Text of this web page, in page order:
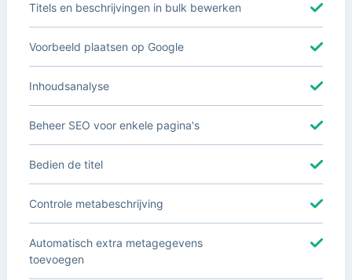
Titels en beschrijvingen in bulk bewerken
Voorbeeld plaatsen op Google
Inhoudsanalyse
Beheer SEO voor enkele pagina's
Bedien de titel
Controle metabeschrijving
Automatisch extra metagegevens
toevoegen